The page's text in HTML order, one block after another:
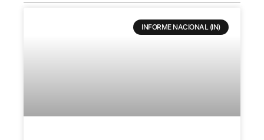
INFORME NACIONAL (IN)